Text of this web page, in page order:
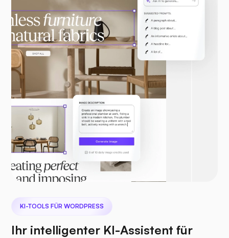
KI-TOOLS FÜR WORDPRESS
Ihr intelligenter KI-Assistent für